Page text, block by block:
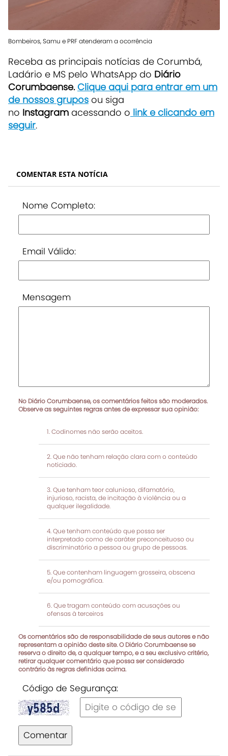
Bombeiros, Samu e PRF atenderam a ocorrência
Receba as principais notícias de Corumbá,
Ladário e MS pelo WhatsApp do Diário
Corumbaense.Clique aqui para entrar em um
de nossos grupos ou siga
no Instagram acessando o link e clicando em
seguir.
COMENTAR ESTA NOTÍCIA
Nome Completo:
Email Válido:
Mensagem
No Diário Corumbaense, os comentários feitos são moderados.
Observe as seguintes regras antes de expressar sua opinião:
Codinomes não serão aceitos.
Que não tenham relação clara com o conteúdo
noticiado.
Que tenham teor calunioso, difamatório,
injurioso, racista, de incitação à violência ou a
qualquer ilegalidade.
Que tenham conteúdo que possa ser
interpretado como de caráter preconceituoso ou
discriminatório a pessoa ou grupo de pessoas.
Que contenham linguagem grosseira, obscena
e/ou pornográfica.
Que tragam conteúdo com acusações ou
ofensas à terceiros
Os comentários são de responsabilidade de seus autores e não
representam a opinião deste site. O Diário Corumbaense se
reserva o direito de, a qualquer tempo, e a seu exclusivo critério,
retirar qualquer comentário que possa ser considerado
contrário às regras definidas acima.
Código de Segurança:
Comentar